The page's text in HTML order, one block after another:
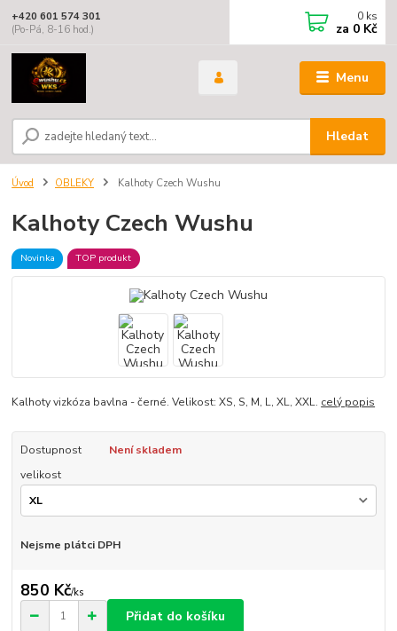
Menu
Hledat
+420 601 574 301
(Po-Pá, 8-16 hod.)
0 ks
za 0 Kč
Úvod OBLEKY Kalhoty Czech Wushu
Kalhoty Czech Wushu
Novinka TOP produkt
Kalhoty vizkóza bavlna - černé. Velikost: XS, S, M, L, XL, XXL. celý popis
Dostupnost
Není skladem
velikost
Nejsme plátci DPH
850 Kč/ks
Přidat do košíku